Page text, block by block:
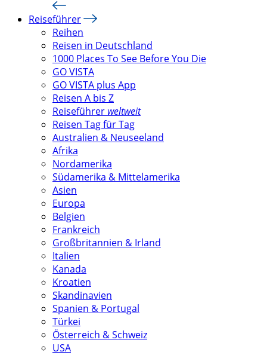
Reiseführer
Reihen
Reisen in Deutschland
1000 Places To See Before You Die
GO VISTA
GO VISTA plus App
Reisen A bis Z
Reiseführer weltweit
Reisen Tag für Tag
Australien & Neuseeland
Afrika
Nordamerika
Südamerika & Mittelamerika
Asien
Europa
Belgien
Frankreich
Großbritannien & Irland
Italien
Kanada
Kroatien
Skandinavien
Spanien & Portugal
Türkei
Österreich & Schweiz
USA